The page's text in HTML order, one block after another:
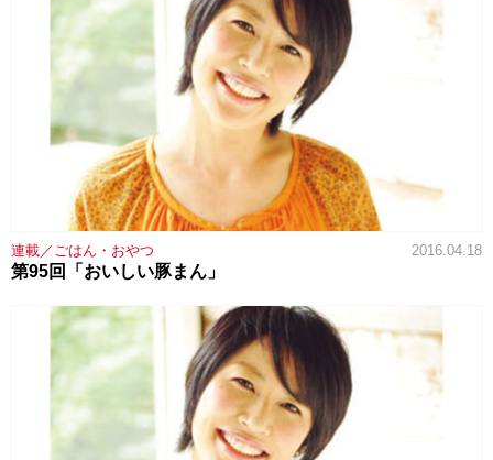
連載／ごはん・おやつ 2016.04.18
第95回「おいしい豚まん」